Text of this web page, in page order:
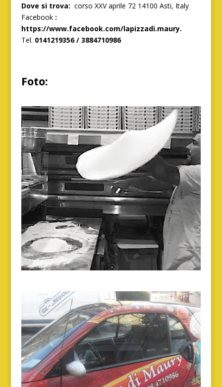
Dove si trova: corso XXV aprile 72 14100 Asti, Italy
Facebook :
https://www.facebook.com/lapizzadi.maury.
Tel. 0141219356 / 3884710986
Foto: